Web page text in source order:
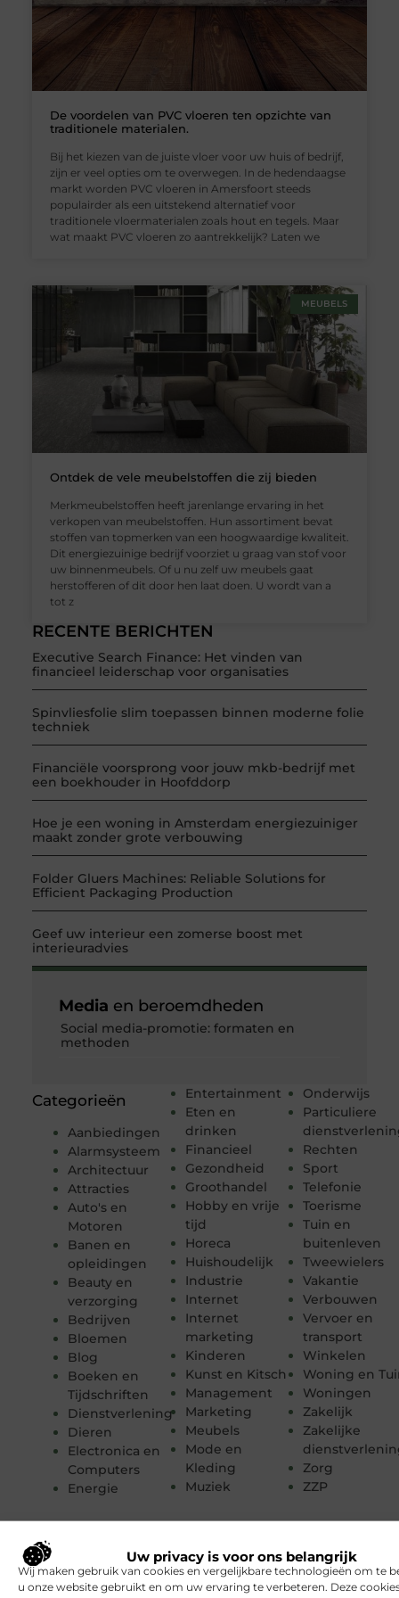
Uw privacy is voor ons belangrijk
Wij maken gebruik van cookies en vergelijkbare technologieën om te
u onze website gebruikt en om uw ervaring te verbeteren. Deze
RECENTE BERICHTEN
Executive Search Finance: Het vinden van
financieel leiderschap voor organisaties
Spinvliesfolie slim toepassen binnen moderne folie
techniek
Financiële voorsprong voor jouw mkb-bedrijf met
een boekhouder in Hoofddorp
Hoe je een woning in Amsterdam energiezuiniger
maakt zonder grote verbouwing
Folder Gluers Machines: Reliable Solutions for
Efficient Packaging Production
Geef uw interieur een zomerse boost met
interieuradvies
Categorieën
Aanbiedingen
Alarmsysteem
Architectuur
Attracties
Auto's en
Motoren
Banen en
opleidingen
Beauty en
verzorging
Bedrijven
Bloemen
Blog
Boeken en
Tijdschriften
Dienstverlening
Dieren
Electronica en
Computers
Energie
Entertainment
Eten en
drinken
Financieel
Gezondheid
Groothandel
Hobby en vrije
tijd
Horeca
Huishoudelijk
Industrie
Internet
Internet
marketing
Kinderen
Kunst en Kitsch
Management
Marketing
Meubels
Mode en
Kleding
Muziek
Onderwijs
Particuliere
Rechten
Sport
Telefonie
Toerisme
Tuin en
buitenleven
Tweewielers
Vakantie
Verbouwen
Vervoer en
transport
Winkelen
Woning en
Woningen
Zakelijk
Zakelijke
Zorg
ZZP
Media en beroemdheden
Social media-promotie: formaten en
methoden
De voordelen van PVC vloeren ten opzichte van
traditionele materialen.
Bij het kiezen van de juiste vloer voor uw huis of bedrijf,
zijn er veel opties om te overwegen. In de hedendaagse
markt worden PVC vloeren in Amersfoort steeds
populairder als een uitstekend alternatief voor
traditionele vloermaterialen zoals hout en tegels. Maar
wat maakt PVC vloeren zo aantrekkelijk? Laten we
MEUBELS
Ontdek de vele meubelstoffen die zij bieden
Merkmeubelstoffen heeft jarenlange ervaring in het
verkopen van meubelstoffen. Hun assortiment bevat
stoffen van topmerken van een hoogwaardige kwaliteit.
Dit energiezuinige bedrijf voorziet u graag van stof voor
uw binnenmeubels. Of u nu zelf uw meubels gaat
herstofferen of dit door hen laat doen. U wordt van a
tot z